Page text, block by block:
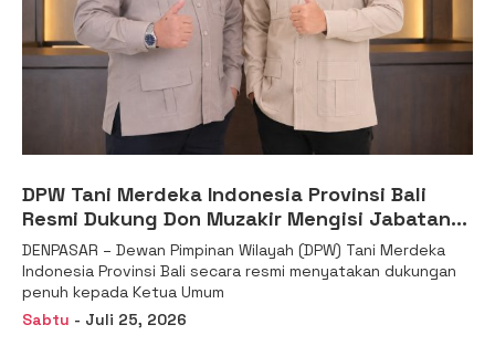
DPW Tani Merdeka Indonesia Provinsi Bali
Resmi Dukung Don Muzakir Mengisi Jabatan
Wakil Menteri Pertanian RI
DENPASAR – Dewan Pimpinan Wilayah (DPW) Tani Merdeka
Indonesia Provinsi Bali secara resmi menyatakan dukungan
penuh kepada Ketua Umum
Sabtu - Juli 25, 2026